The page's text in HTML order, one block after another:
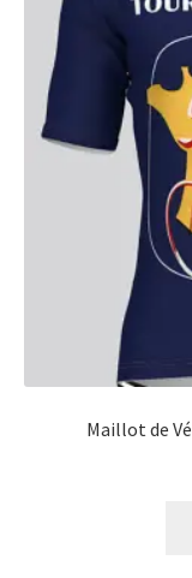
Maillot de